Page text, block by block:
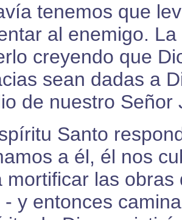
tenemos que
al enemigo.
creyendo que
sean dadas a
de nuestro Señor
Santo
a él, él nos
mortificar las
- y entonces